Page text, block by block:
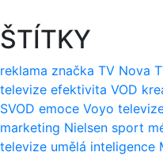
ŠTÍTKY
reklama značka TV Nova
televize efektivita VOD
SVOD emoce Voyo
marketing Nielsen sport
televize umělá inteligence